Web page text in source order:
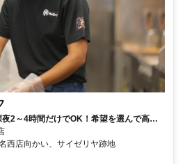
夜2～4時間だけでOK！希望を選んで高時
西店向かい、サイゼリヤ跡地